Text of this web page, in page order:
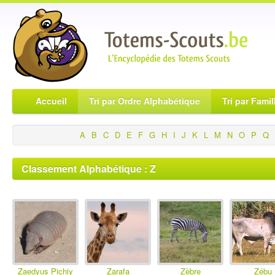
Accueil Tri par Ordre Alphabétique Tri par
A B C D E F G H I J K L M N O P Q
Classement Alphabétique : Z
Zaedyus Pichiy Zarafa Zèbre Zébu